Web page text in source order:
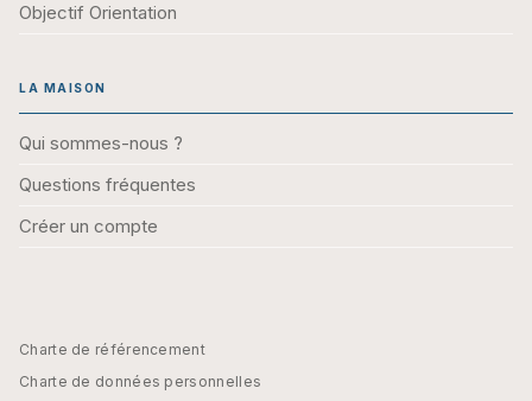
Objectif Orientation
LA MAISON
Qui sommes-nous ?
Questions fréquentes
Créer un compte
Charte de référencement
Charte de données personnelles